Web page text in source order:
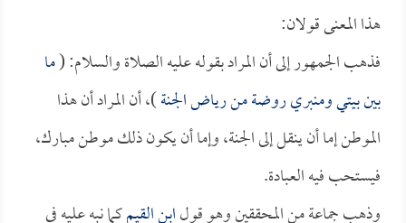
هذا المعنى قولان:
فذهب الجمهور إلى أن المراد بقوله عليه الصلاة والسلام: (ما
بين بيتي ومنبري روضة من رياض الجنة)، أن المراد أن هذا
الموطن إما أن ينقل إلى الجنة، وإما أن يكون ذلك موطن مبارك،
فيستحب فيه العبادة.
وذهب جماعة من المحققين وهو قولابن القيمكما نبه عليه في